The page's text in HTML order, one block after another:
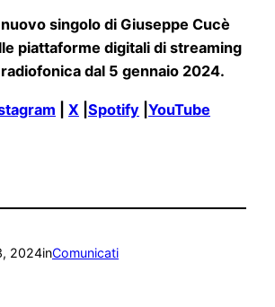
singolo di Giuseppe Cucè
piattaforme digitali di streaming
dal 5 gennaio 2024.
X Spotify YouTube
2024inComunicati